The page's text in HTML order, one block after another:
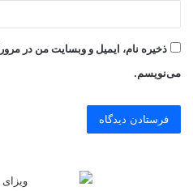
ذخیره نام، ایمیل و وبسایت من در
می‌نویسم.